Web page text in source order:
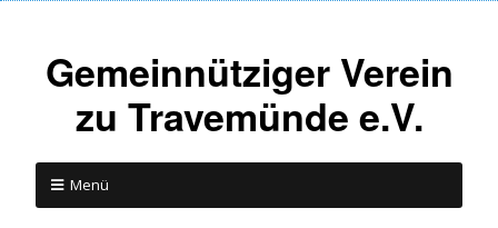
Gemeinnütziger Verein
zu Travemünde e.V.
Menü